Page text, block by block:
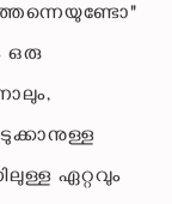
ഒരു
ഏറ്റവും